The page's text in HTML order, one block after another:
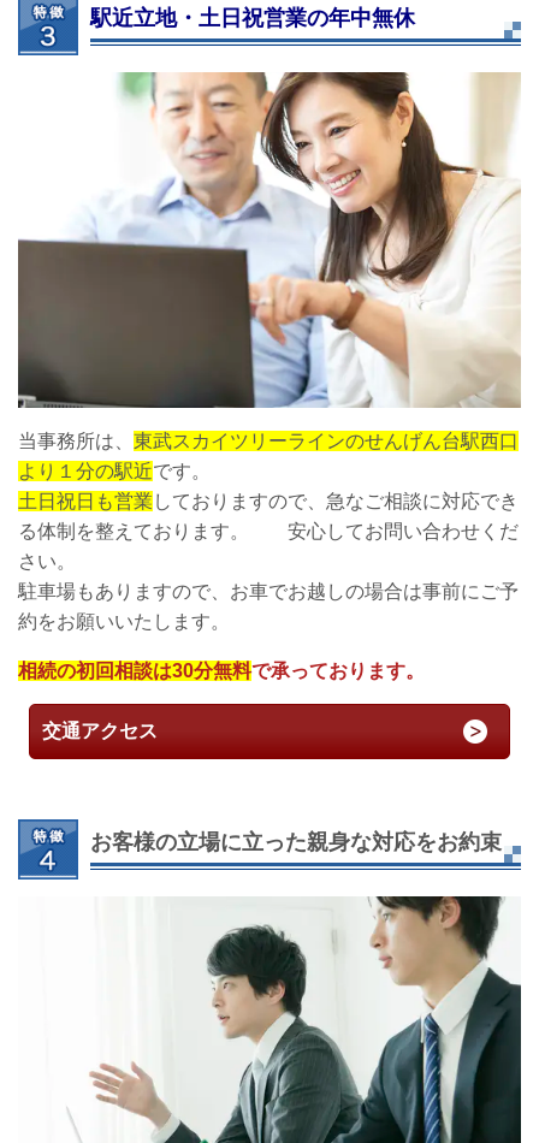
駅近立地・土日祝営業の年中無休
当事務所は、 東武スカイツリーラインのせんげん台駅西口
より１分の駅近です。
土日祝日も営業 しておりますので、急なご相談に対応でき
る体制を整えております。 安心してお問い合わせくだ
さい。
駐車場もありますので、お車でお越しの場合は事前にご予
約をお願いいたします。
相続の初回相談は30分無料で承っております。
交通アクセス
お客様の立場に立った親身な対応をお約束